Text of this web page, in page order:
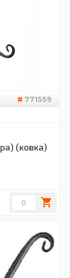
771559
(ковка)